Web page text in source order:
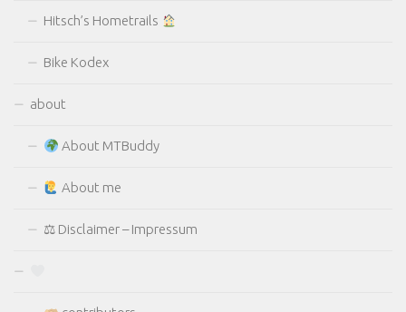
Hitsch’s Hometrails
Bike Kodex
about
About MTBuddy
About me
⚖ Disclaimer – Impressum